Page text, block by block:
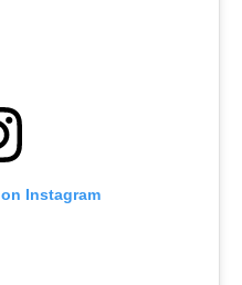
Instagram